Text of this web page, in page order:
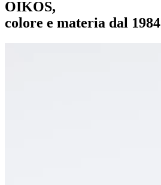
OIKOS,
colore e materia dal 1984